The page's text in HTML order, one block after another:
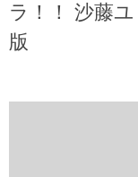
ラ！！ 沙藤
版